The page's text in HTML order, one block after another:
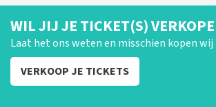
WIL JIJ JE TICKET(S)
Laat het ons weten en misschien kopen wij
VERKOOP JE TICKETS